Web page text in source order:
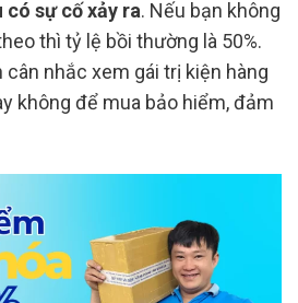
sự cố xảy ra. Nếu bạn không
thì tỷ lệ bồi thường là 50%.
cân nhắc xem gái trị kiện hàng
không để mua bảo hiểm, đảm